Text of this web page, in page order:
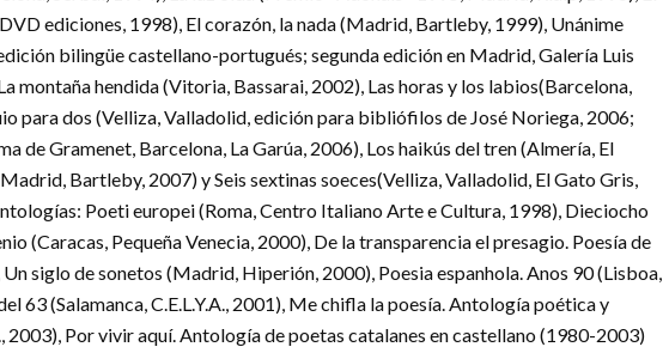
ediciones, 1998), El corazón, la nada (Madrid, Bartleby, 1999), Unánime
bilingüe castellano-portugués; segunda edición en Madrid, Galería Luis
montaña hendida (Vitoria, Bassarai, 2002), Las horas y los labios(Barcelona,
para dos (Velliza, Valladolid, edición para bibliófilos de José Noriega, 2006;
de Gramenet, Barcelona, La Garúa, 2006), Los haikús del tren (Almería, El
Bartleby, 2007) y Seis sextinas soeces(Velliza, Valladolid, El Gato Gris,
Poeti europei (Roma, Centro Italiano Arte e Cultura, 1998), Dieciocho
(Caracas, Pequeña Venecia, 2000), De la transparencia el presagio. Poesía de
siglo de sonetos (Madrid, Hiperión, 2000), Poesia espanhola. Anos 90 (Lisboa,
63 (Salamanca, C.E.L.Y.A., 2001), Me chifla la poesía. Antología poética y
2003), Por vivir aquí. Antología de poetas catalanes en castellano (1980-2003)